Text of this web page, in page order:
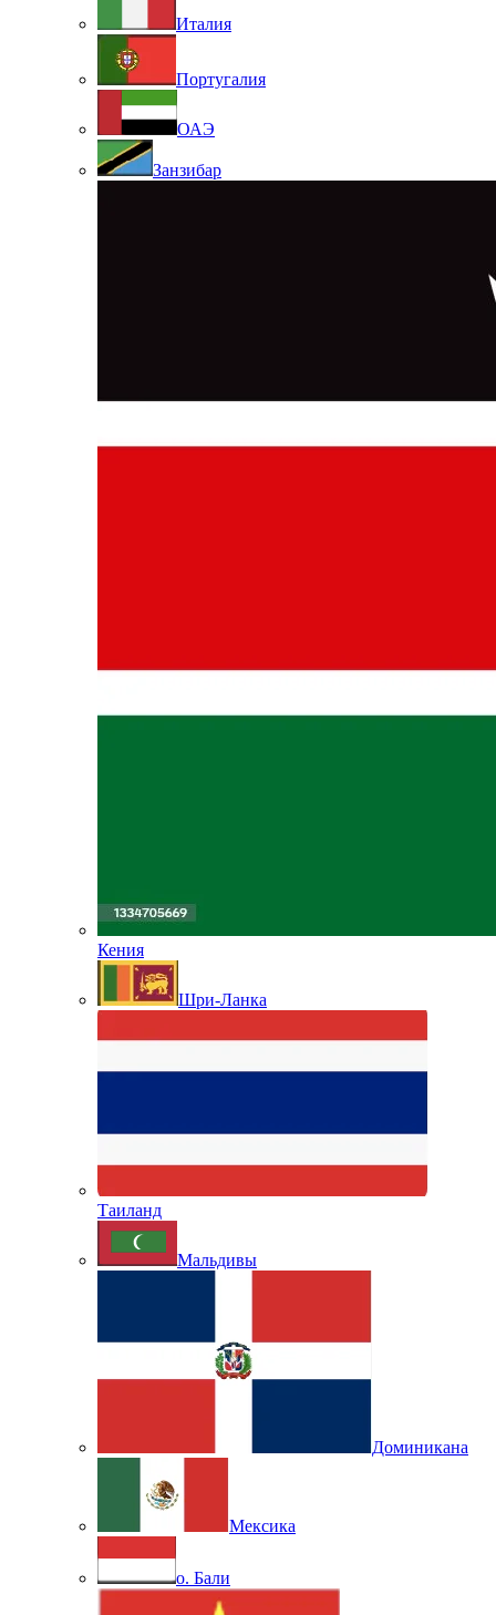
Италия
Португалия
ОАЭ
Занзибар
Кения
Шри-Ланка
Таиланд
Мальдивы
Доминикана
Мексика
о. Бали